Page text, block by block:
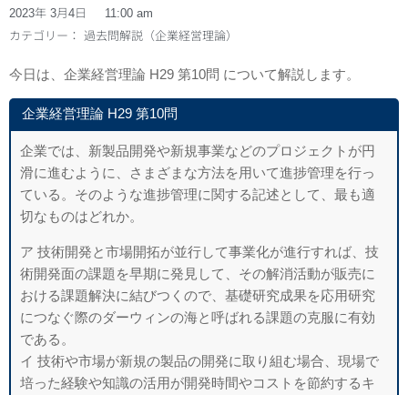
2023年 3月4日
11:00 am
カテゴリー： 過去問解説（企業経営理論）
今日は、企業経営理論 H29 第10問 について解説します。
企業経営理論 H29 第10問
企業では、新製品開発や新規事業などのプロジェクトが円
滑に進むように、さま ざまな方法を用いて進捗管理を行っ
ている。そのような進捗管理に関する記述として、最も適
切なものはどれか。
ア 技術開発と市場開拓が並行して事業化が進行すれば、技
術開発面の課題を早期に発見して、その解消活動が販売に
おける課題解決に結びつくので、基礎研究成果を応用研究
につなぐ際のダーウィンの海と呼ばれる課題の克服に有効
である。
イ 技術や市場が新規の製品の開発に取り組む場合、現場で
培った経験や知識の活用が開発時間やコストを節約するキ